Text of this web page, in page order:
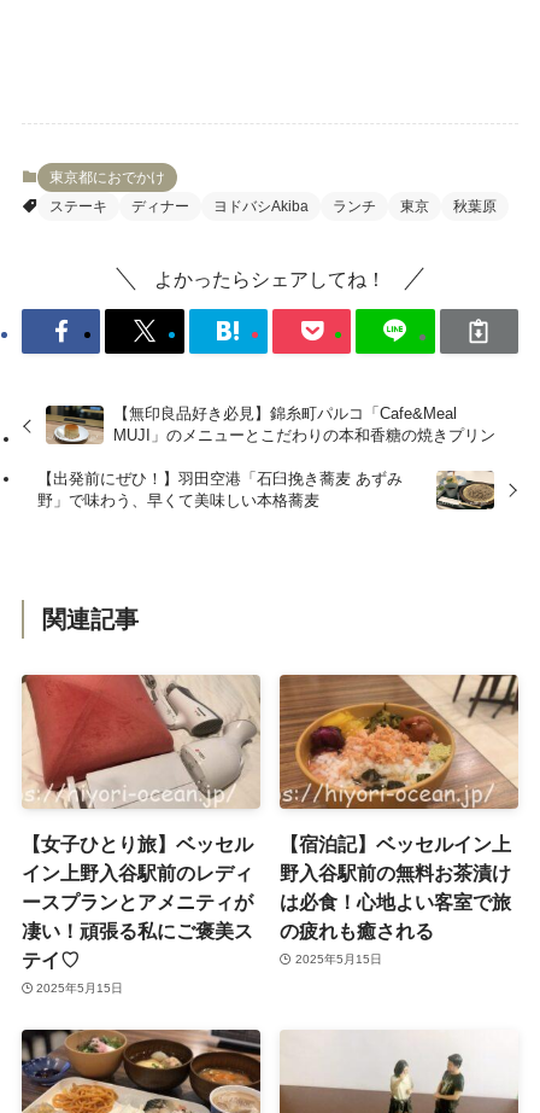
東京都におでかけ
ステーキ
ディナー ヨドバシAkiba ランチ 東京 秋葉原
よかったらシェアしてね！
【無印良品好き必見】錦糸町パルコ「Cafe&Meal
MUJI」のメニューとこだわりの本和香糖の焼きプリン
【出発前にぜひ！】羽田空港「石臼挽き蕎麦 あずみ
野」で味わう、早くて美味しい本格蕎麦
関連記事
【女子ひとり旅】ベッセル
イン上野入谷駅前のレディ
ースプランとアメニティが
凄い！頑張る私にご褒美ス
テイ♡
2025年5月15日
【宿泊記】ベッセルイン上
野入谷駅前の無料お茶漬け
は必食！心地よい客室で旅
の疲れも癒される
2025年5月15日